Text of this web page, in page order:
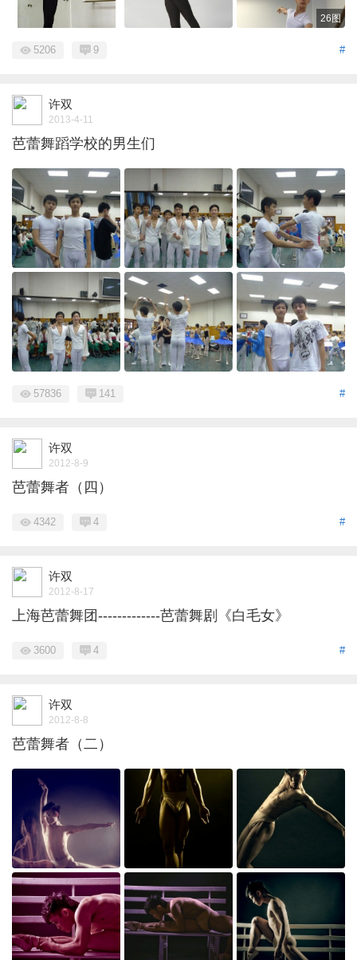
26图
#
5206 9
许双
2013-4-11
芭蕾舞蹈学校的男生们
#
57836 141
许双
2012-8-9
芭蕾舞者（四）
#
4342 4
许双
2012-8-17
上海芭蕾舞团-------------芭蕾舞剧《白毛女》
#
3600 4
许双
2012-8-8
芭蕾舞者（二）